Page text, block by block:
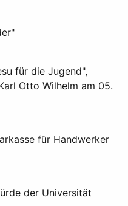
für die Jugend",
Otto Wilhelm am 05.
für Handwerker
der Universität